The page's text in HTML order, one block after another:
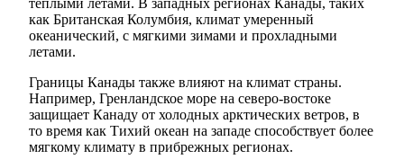
теплыми летами. В западных регионах Канады, таких
как Британская Колумбия, климат умеренный
океанический, с мягкими зимами и прохладными
летами.
Границы Канады также влияют на климат страны.
Например, Гренландское море на северо-востоке
защищает Канаду от холодных арктических ветров, в
то время как Тихий океан на западе способствует более
мягкому климату в прибрежных регионах.